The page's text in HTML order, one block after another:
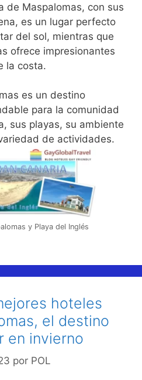
de Maspalomas, con sus
es un lugar perfecto
del sol, mientras que
ofrece impresionantes
la costa.
es un destino
para la comunidad
sus playas, su ambiente
de actividades.
y Playa del Inglés
hoteles
el destino
en invierno
por POL